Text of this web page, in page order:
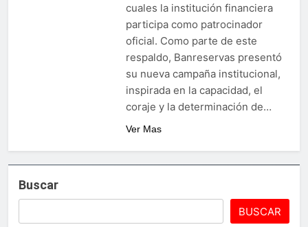
Sector de bancas deportivas
plantea posición sobre
proyecto de Ley General de
Juegos de Azar
5 Días Ago
cuales la institución financiera
participa como patrocinador
oficial. Como parte de este
respaldo, Banreservas presentó
su nueva campaña institucional,
inspirada en la capacidad, el
coraje y la determinación de…
Ver Mas
Buscar
BUSCAR